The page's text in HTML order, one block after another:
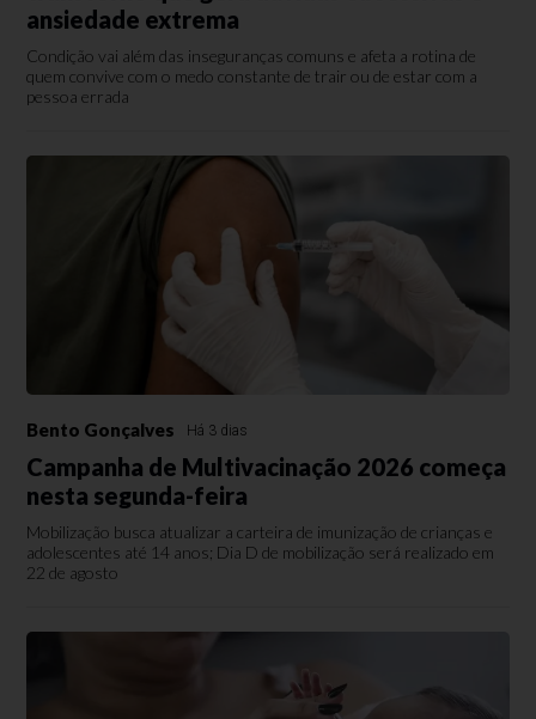
ansiedade extrema
Condição vai além das inseguranças comuns e afeta a rotina de
quem convive com o medo constante de trair ou de estar com a
pessoa errada
Bento Gonçalves Há 3 dias
Campanha de Multivacinação 2026 começa
nesta segunda-feira
Mobilização busca atualizar a carteira de imunização de crianças e
adolescentes até 14 anos; Dia D de mobilização será realizado em
22 de agosto